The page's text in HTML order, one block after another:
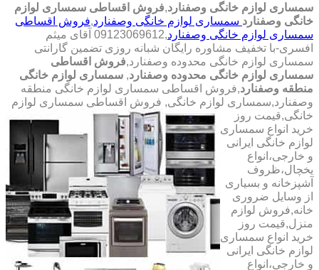
سمساری لوازم خانگی وصفنارد,فروش اقساطی سمساری لوازم
خانگی وصفنارد سمساری لوازم خانگی وصفنارد,فروش اقساطی
سمساری لوازم خانگی وصفنارد
,09123069612 آقای میثم
افسری-با تخفیف مشاوره رایگان شبانه روزی تضمین گارانتی
سمساری لوازم خانگی محدوده وصفنارد,فروش اقساطی
سمساری لوازم خانگی محدوده وصفنارد, سمساری لوازم خانگی
منطقه وصفنارد,فروش اقساطی سمساری لوازم خانگی منطقه
وصفنارد,سمساری لوازم خانگی, فروش اقساطی سمساری لوازم
خانگی,قیمت روز
خرید انواع سمساری
لوازم خانگی ایرانی
و خارجی،انواع
یخچال،ظروف
آشپزخانه و بسیاری
از وسایل ضروری
خانه,فروش لوازم
منزل,قیمت روز
خرید انواع سمساری
لوازم خانگی ایرانی
و خارجی،انواع